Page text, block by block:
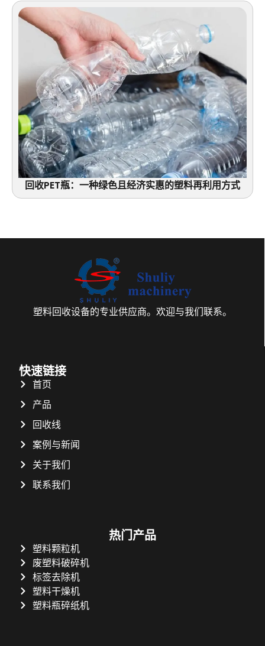
回收PET瓶：一种绿色且经济实惠的塑料再利用方式
塑料回收设备的专业供应商。欢迎与我们联系。
快速链接
首页
产品
回收线
案例与新闻
关于我们
联系我们
热门产品
塑料颗粒机
废塑料破碎机
标签去除机
塑料干燥机
塑料瓶碎纸机